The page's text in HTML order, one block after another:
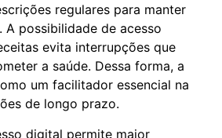
regulares para manter
A possibilidade de acesso
evita interrupções que
a saúde. Dessa forma, a
um facilitador essencial na
de longo prazo.
digital permite maior